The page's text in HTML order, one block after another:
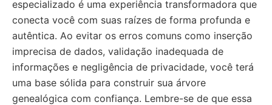
especializado é uma experiência transformadora que
conecta você com suas raízes de forma profunda e
autêntica. Ao evitar os erros comuns como inserção
imprecisa de dados, validação inadequada de
informações e negligência de privacidade, você terá
uma base sólida para construir sua árvore
genealógica com confiança. Lembre-se de que essa